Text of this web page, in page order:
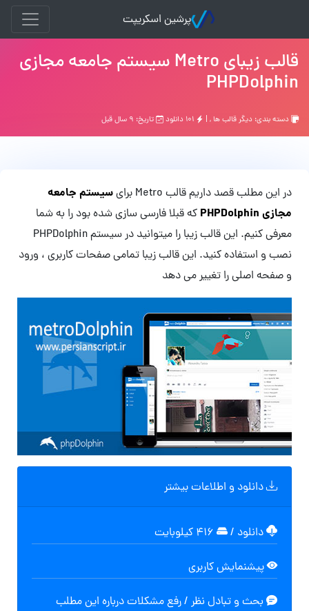
پرشین اسکریپت
قالب زیبای Metro سیستم جامعه مجازی
PHPDolphin
دسته بندی: دیگر قالب ها, | تاریخ: ۹ سال قبل
در این مطلب قصد داریم قالب Metro برای
سیستم جامعه
مجازی PHPDolphin
که قبلا فارسی سازی شده بود را به شما
معرفی کنیم. این قالب زیبا را میتوانید در سیستم PHPDolphin
نصب و استفاده کنید. این قالب زیبا تمامی صفحات کاربری ، ورود
و صفحه اصلی را تغییر می دهد
دانلود و اطلاعات بیشتر
دانلود /
پیشنمایش کاربری
بحث و تبادل نظر / رفع مشکلات درباره این مطلب